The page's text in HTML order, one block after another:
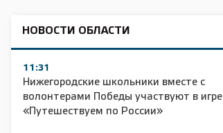
НОВОСТИ ОБЛАСТИ
11:31
Нижегородские школьники вместе с
волонтерами Победы участвуют в игре
«Путешествуем по России»